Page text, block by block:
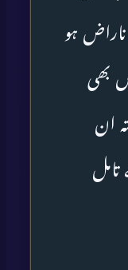
ناراض ہو
بھی
ان
تامل